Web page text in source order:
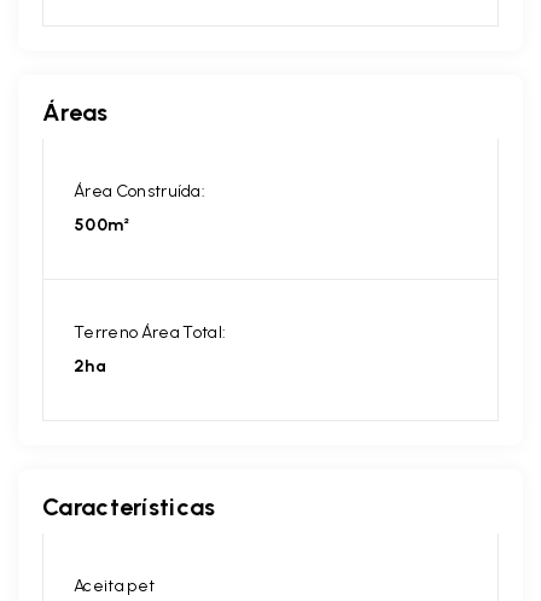
Áreas
Área Construída:
500m²
Terreno Área Total:
2ha
Características
Aceita pet